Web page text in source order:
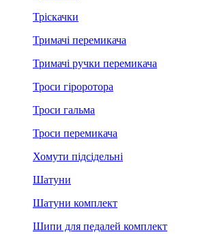
Тріскачки
Тримачі перемикача
Тримачі ручки перемикача
Троси гіроротора
Троси гальма
Троси перемикача
Хомути підсідельні
Шатуни
Шатуни комплект
Шипи для педалей комплект